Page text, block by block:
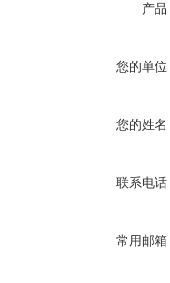
产品
您的单位
您的姓名
联系电话
常用邮箱